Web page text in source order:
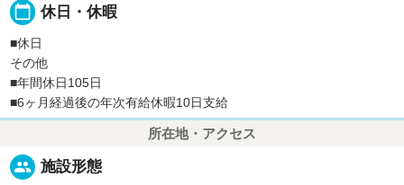
calendar_today 休日・休暇
■休日
その他
■年間休日105日
■6ヶ月経過後の年次有給休暇10日支給
所在地・アクセス
people 施設形態